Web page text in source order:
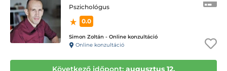
Pszichológus
0.0
Simon Zoltán - Online konzultáció
Online konzultáció
Következő időpont: augusztus 12.